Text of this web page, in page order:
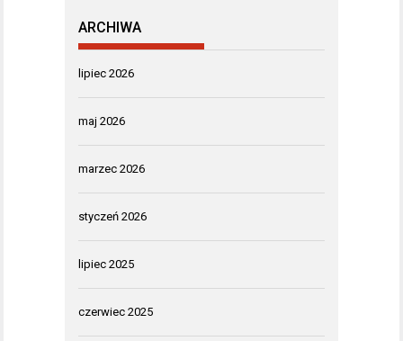
ARCHIWA
lipiec 2026
maj 2026
marzec 2026
styczeń 2026
lipiec 2025
czerwiec 2025